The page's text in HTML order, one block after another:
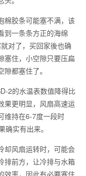
胶条可能塞不满，该
到一条条方正的海绵
对了，买回家後也确
塞住，小空隙只要压扁
都塞住了。
2的水温表数值降得比
果更明显，风扇高速运
维持在6-7度一段时
实有出来。
风扇运转时，可能会
排前方，让冷排与水箱
效率，因此有必要塞住